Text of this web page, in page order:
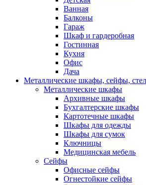
Ванная
Балконы
Гараж
Шкаф и гардеробная
Гостинная
Кухня
Офис
Дача
Металлические шкафы, сейфы,
Металлические шкафы
Архивные шкафы
Бухгалтерские шкафы
Картотечные шкафы
Шкафы для одежды
Шкафы для сумок
Ключницы
Медицинская мебель
Сейфы
Офисные сейфы
Огнестойкие сейфы